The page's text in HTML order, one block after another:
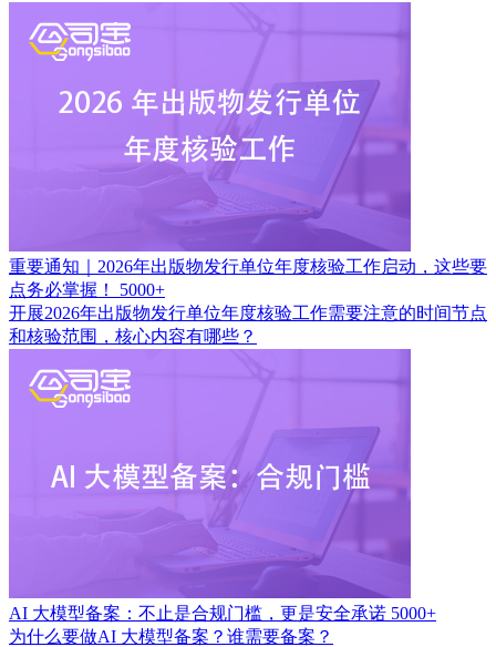
重要通知｜2026年出版物发行单位年度核验工作启动，这些要
点务必掌握！
5000+
开展2026年出版物发行单位年度核验工作需要注意的时间节点
和核验范围，核心内容有哪些？
AI 大模型备案：不止是合规门槛，更是安全承诺 5000+
为什么要做AI 大模型备案？谁需要备案？